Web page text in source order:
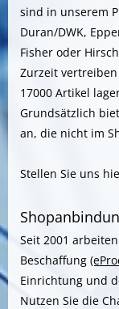
sind in unserem
Duran/DWK,
Fisher oder
Zurzeit
17000 Artikel
Grundsätzlich
an, die nicht im
Stellen Sie uns
Seit 2001
Beschaffung
Einrichtung und
Nutzen Sie die